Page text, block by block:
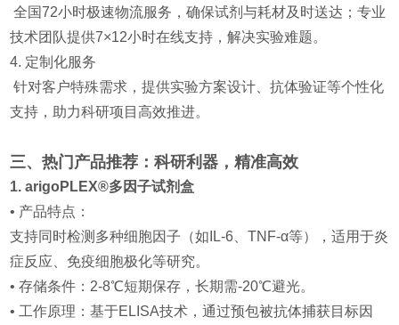
全国72小时极速物流服务，确保试剂与耗材及时送达；专业
技术团队提供7×12小时在线支持，解决实验难题。
4. 定制化服务
针对客户特殊需求，提供实验方案设计、抗体验证等个性化
支持，助力科研项目高效推进。
三、热门产品推荐：科研利器，精准高效
1. arigoPLEX®多因子试剂盒
• 产品特点：
支持同时检测多种细胞因子（如IL-6、TNF-α等），适用于炎
症反应、免疫细胞极化等研究。
• 存储条件：2-8℃短期保存，长期需-20℃避光。
• 工作原理：基于ELISA技术，通过预包被抗体捕获目标因